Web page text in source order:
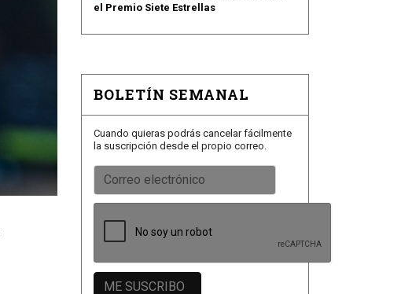
el Premio Siete Estrellas
BOLETÍN SEMANAL
Cuando quieras podrás cancelar fácilmente
la suscripción desde el propio correo.